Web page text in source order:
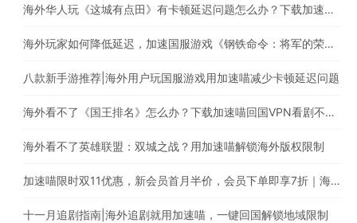
海外华人玩《这城有点田》有卡顿延迟问题怎么办？下载加速喵稳定加速国内游戏
海外玩家如何降低延迟，加速国服游戏《钢铁命令：将军的荣耀3》?
八款新手游推荐|海外用户玩国服游戏用加速喵减少卡顿延迟问题
海外看不了《国王排名》怎么办？下载加速喵回国VPN看剧不受限
海外看不了英雄联盟：双城之战？用加速喵解锁海外版权限制
加速喵限时双11优惠，新会员首月半价，会员下单即享7折｜海外华人必备的回国游戏加速器
十一月追剧指南|海外追剧就用加速喵，一键回国解锁地域限制